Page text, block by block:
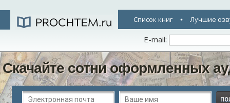
Список книг Лучшие
E-mail:
Скачайте сотни оформленных